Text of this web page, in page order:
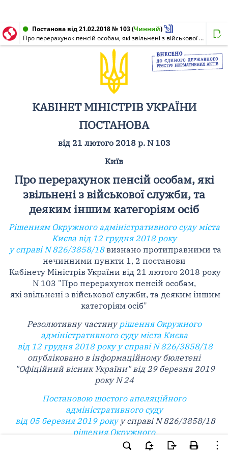
Постанова від 21.02.2018 № 103(Чинний)
Про перерахунок пенсій особам, які звільнені з військової служби, та деяким іншим категоріям осіб